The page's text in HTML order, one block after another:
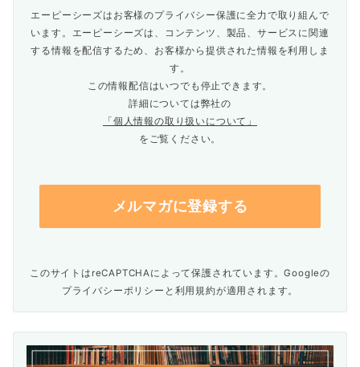
エーピーシーズはお客様のプライバシー保護に全力で取り組んで
います。エーピーシーズは、コンテンツ、製品、サービスに関連
する情報を配信するため、お客様から提供された情報を利用しま
す。
この情報配信はいつでも停止できます。
詳細については弊社の
「個人情報の取り扱いについて」
をご覧ください。
このサイトはreCAPTCHAによって保護されています。Googleの
プライバシーポリシー と 利用規約が適用されます。